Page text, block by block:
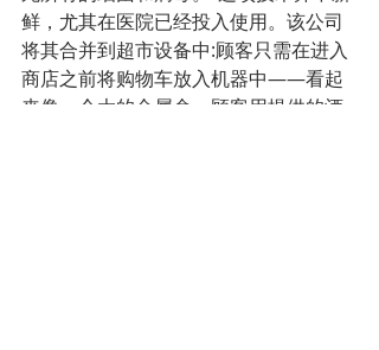
鲜，尤其在医院已经投入使用。该公司
将其合并到超市设备中:顾客只需在进入
商店之前将购物车放入机器中——看起
来像一个大的金属盒。顾客用提供的酒